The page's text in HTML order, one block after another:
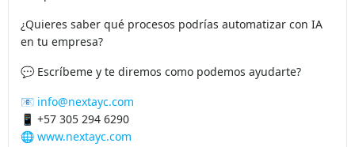
¿Quieres saber qué procesos podrías automatizar con IA
en tu empresa?
💬 Escríbeme y te diremos como podemos ayudarte?
📧 info@nextayc.com
📱 +57 305 294 6290
🌐 www.nextayc.com